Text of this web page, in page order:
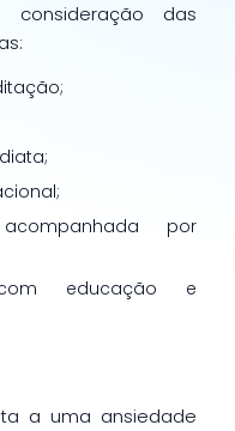
consideração das
por
educação e
a uma ansiedade